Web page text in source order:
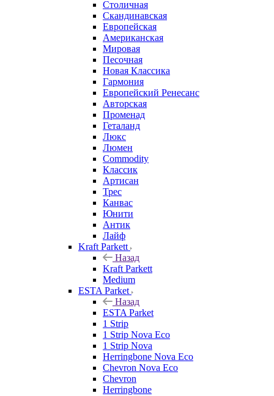
Столичная
Скандинавская
Европейская
Американская
Мировая
Песочная
Новая Классика
Гармония
Европейский Ренесанс
Авторская
Променад
Геталанд
Люкс
Люмен
Commodity
Классик
Артисан
Трес
Канвас
Юнити
Антик
Лайф
Kraft Parkett
Назад
Kraft Parkett
Medium
ESTA Parket
Назад
ESTA Parket
1 Strip
1 Strip Nova Eco
1 Strip Nova
Herringbone Nova Eco
Chevron Nova Eco
Chevron
Herringbone